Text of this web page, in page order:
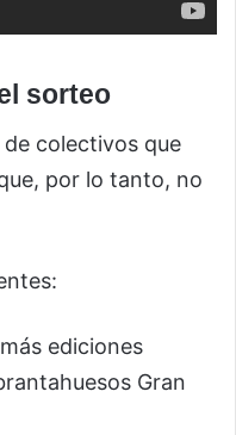
sorteo
colectivos que
por lo tanto, no
ediciones
Gran